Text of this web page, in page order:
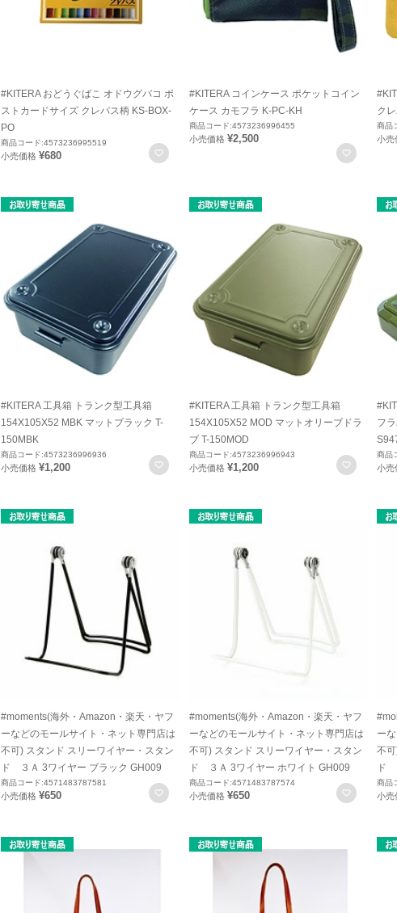
#KITERA おどうぐばこ オドウグバコ ポ
ストカードサイズ クレパス柄 KS-BOX-
PO
商品コード:4573236995519
小売価格 ¥680 お気に入りに登録
#KITERA コインケース ポケットコイン
ケース カモフラ K-PC-KH
商品コード:4573236996455
小売価格 ¥2,500
ク
商品
小売
#KITERA 工具箱 トランク型工具箱
154X105X52 MBK マットブラック T-
150MBK
商品コード:4573236996936
小売価格 ¥1,200 お気に入りに登録
#KITERA 工具箱 トランク型工具箱
154X105X52 MOD マットオリーブドラ
ブ T-150MOD
商品コード:4573236996943
小売価格 ¥1,200 お気に
フ
商品
小売
#moments(海外・Amazon・楽天・ヤフ
ーなどのモールサイト・ネット専門店は
不可) スタンド スリーワイヤー・スタン
ド ３Ａ 3ワイヤー ブラック GH009
商品コード:4571483787581
小売価格 ¥650 お気に入りに登録
#moments(海外・Amazon・楽天・ヤフ
ーなどのモールサイト・ネット専門店は
不可) スタンド スリーワイヤー・スタン
ド ３Ａ 3ワイヤー ホワイト GH009
商品コード:4571483787574
小売価格 ¥650 お気に
ー
不
ド
商品
小売